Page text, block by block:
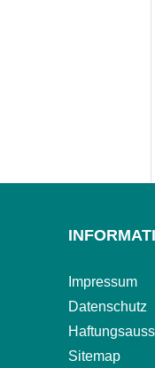
Impressum
Datenschutz
Sitemap